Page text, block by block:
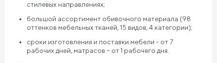
стилевых направлениях;
большой ассортимент обивочного материала (98
оттенков мебельных тканей, 15 видов, 4 категории);
сроки изготовления и поставки мебели - от 7
рабочих дней, матрасов – от 1 рабочего дня.